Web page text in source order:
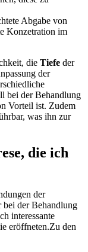
Abgabe‌ von
Konzetration im
‌die Tiefe der
der
bei der ‍Behandlung
Vorteil ⁣ist. Zudem
was ‌ihn zur⁢
die⁣ ich
der
bei der Behandlung⁢
interessante
eröffneten.Zu‌ den